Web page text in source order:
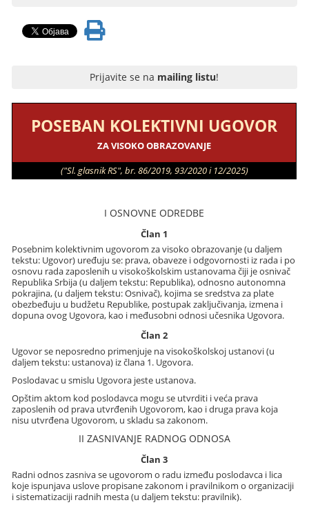
Prijavite se na mailing listu!
POSEBAN KOLEKTIVNI UGOVOR
ZA VISOKO OBRAZOVANJE
("Sl. glasnik RS", br. 86/2019, 93/2020 i 12/2025)
I OSNOVNE ODREDBE
Član 1
Posebnim kolektivnim ugovorom za visoko obrazovanje (u daljem
tekstu: Ugovor) uređuju se: prava, obaveze i odgovornosti iz rada i po
osnovu rada zaposlenih u visokoškolskim ustanovama čiji je osnivač
Republika Srbija (u daljem tekstu: Republika), odnosno autonomna
pokrajina, (u daljem tekstu: Osnivač), kojima se sredstva za plate
obezbeđuju u budžetu Republike, postupak zaključivanja, izmena i
dopuna ovog Ugovora, kao i međusobni odnosi učesnika Ugovora.
Član 2
Ugovor se neposredno primenjuje na visokoškolskoj ustanovi (u
daljem tekstu: ustanova) iz člana 1. Ugovora.
Poslodavac u smislu Ugovora jeste ustanova.
Opštim aktom kod poslodavca mogu se utvrditi i veća prava
zaposlenih od prava utvrđenih Ugovorom, kao i druga prava koja
nisu utvrđena Ugovorom, u skladu sa zakonom.
II ZASNIVANJE RADNOG ODNOSA
Član 3
Radni odnos zasniva se ugovorom o radu između poslodavca i lica
koje ispunjava uslove propisane zakonom i pravilnikom o organizaciji
i sistematizaciji radnih mesta (u daljem tekstu: pravilnik).